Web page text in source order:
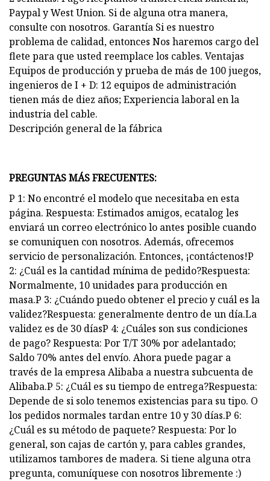
Paypal y West Union. Si de alguna otra manera,
consulte con nosotros. Garantía Si es nuestro
problema de calidad, entonces Nos haremos cargo del
flete para que usted reemplace los cables. Ventajas
Equipos de producción y prueba de más de 100 juegos,
ingenieros de I + D: 12 equipos de administración
tienen más de diez años; Experiencia laboral en la
industria del cable.
Descripción general de la fábrica
PREGUNTAS MÁS FRECUENTES:
P 1: No encontré el modelo que necesitaba en esta
página. Respuesta: Estimados amigos, ecatalog les
enviará un correo electrónico lo antes posible cuando
se comuniquen con nosotros. Además, ofrecemos
servicio de personalización. Entonces, ¡contáctenos!P
2: ¿Cuál es la cantidad mínima de pedido?Respuesta:
Normalmente, 10 unidades para producción en
masa.P 3: ¿Cuándo puedo obtener el precio y cuál es la
validez?Respuesta: generalmente dentro de un día.La
validez es de 30 díasP 4: ¿Cuáles son sus condiciones
de pago? Respuesta: Por T/T 30% por adelantado;
Saldo 70% antes del envío. Ahora puede pagar a
través de la empresa Alibaba a nuestra subcuenta de
Alibaba.P 5: ¿Cuál es su tiempo de entrega?Respuesta:
Depende de si solo tenemos existencias para su tipo. O
los pedidos normales tardan entre 10 y 30 días.P 6:
¿Cuál es su método de paquete? Respuesta: Por lo
general, son cajas de cartón y, para cables grandes,
utilizamos tambores de madera. Si tiene alguna otra
pregunta, comuníquese con nosotros libremente :)